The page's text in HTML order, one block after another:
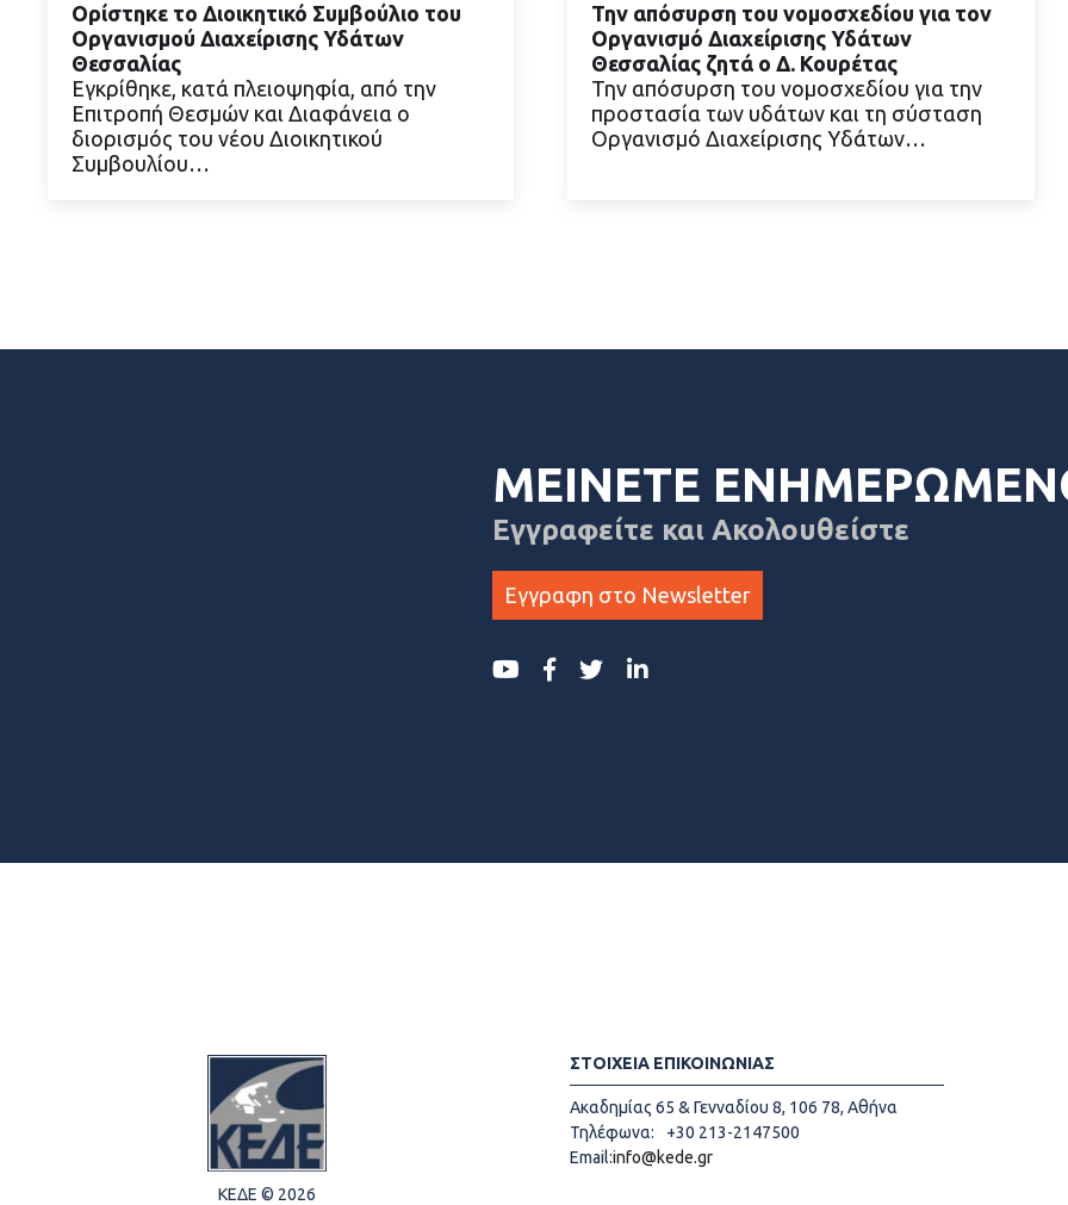
ΔΙΑΒΑΣΤΕ ΠΕΡΙΣΣΟΤΕΡΑ
Ορίστηκε το Διοικητικό Συμβούλιο του
Οργανισμού Διαχείρισης Υδάτων
Θεσσαλίας
Εγκρίθηκε, κατά πλειοψηφία, από την
Επιτροπή Θεσμών και Διαφάνεια ο
διορισμός του νέου Διοικητικού
Συμβουλίου…
ΔΙΑΒΑΣΤΕ ΠΕΡΙΣΣΟΤΕΡΑ
Την απόσυρση του νομοσχεδίου για τον
Οργανισμό Διαχείρισης Υδάτων
Θεσσαλίας ζητά ο Δ. Κουρέτας
Την απόσυρση του νομοσχεδίου για την
προστασία των υδάτων και τη σύσταση
Οργανισμό Διαχείρισης Υδάτων…
ΜΕΙΝΕΤΕ
Εγγραφείτε και Ακολουθείστε
Εγγραφη στο Newsletter
ΚΕΔΕ © 2026
ΣΤΟΙΧΕΙΑ ΕΠΙΚΟΙΝΩΝΙΑΣ
Ακαδημίας 65 & Γενναδίου 8, 106 78, Αθήνα
Τηλέφωνα:
+30 213-2147500
Email:info@kede.gr